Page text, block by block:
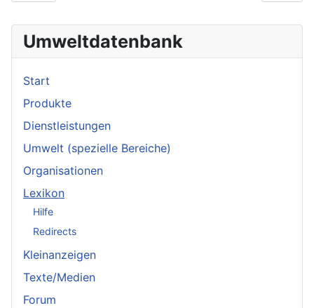
Umweltdatenbank
Start
Produkte
Dienstleistungen
Umwelt (spezielle Bereiche)
Organisationen
Lexikon
Hilfe
Redirects
Kleinanzeigen
Texte/Medien
Forum